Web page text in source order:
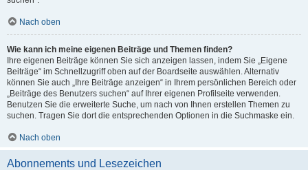
Nach oben
Wie kann ich meine eigenen Beiträge und Themen finden?
Ihre eigenen Beiträge können Sie sich anzeigen lassen, indem Sie „Eigene
Beiträge“ im Schnellzugriff oben auf der Boardseite auswählen. Alternativ
können Sie auch „Ihre Beiträge anzeigen“ in Ihrem persönlichen Bereich oder
„Beiträge des Benutzers suchen“ auf Ihrer eigenen Profilseite verwenden.
Benutzen Sie die erweiterte Suche, um nach von Ihnen erstellen Themen zu
suchen. Tragen Sie dort die entsprechenden Optionen in die Suchmaske ein.
Nach oben
Abonnements und Lesezeichen